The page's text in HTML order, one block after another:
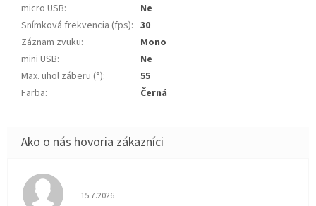
micro USB:
Ne
Snímková frekvencia (fps): 30
Záznam zvuku:
Mono
mini USB:
Ne
Max. uhol záberu (°):
55
Farba: Černá
Hodnotenie obchodu je 5 z 5 hviezdičiek.
15.7.2026